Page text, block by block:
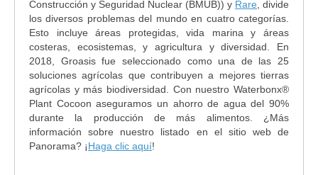
Construcción y Seguridad Nuclear (BMUB)) y Rare, divide
los diversos problemas del mundo en cuatro categorías.
Esto incluye áreas protegidas, vida marina y áreas
costeras, ecosistemas, y agricultura y diversidad. En
2018, Groasis fue seleccionado como una de las 25
soluciones agrícolas que contribuyen a mejores tierras
agrícolas y más biodiversidad. Con nuestro Waterbonx®
Plant Cocoon aseguramos un ahorro de agua del 90%
durante la producción de más alimentos. ¿Más
información sobre nuestro listado en el sitio web de
Panorama? ¡Haga clic aquí!